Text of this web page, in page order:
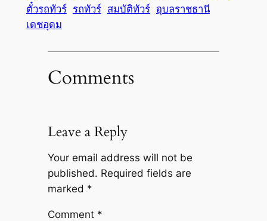
ตั๋วรถทัวร์ รถทัวร์ สมบัติทัวร์ อุบลราชธานี
เดชอุดม
Comments
Leave a Reply
Your email address will not be
published. Required fields are
marked *
Comment *